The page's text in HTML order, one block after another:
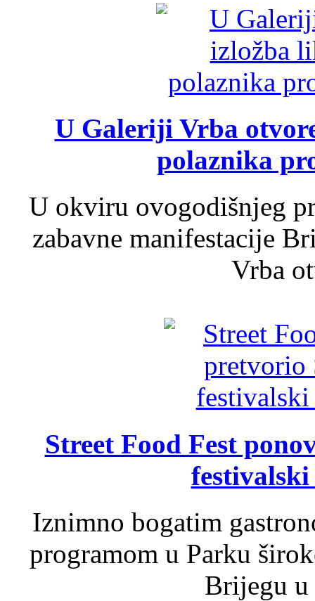
U Galeriji Vrba
polaznika
U okviru ovogodišnjeg
zabavne manifestacije
Vrba
Street Food Fest
Iznimno bogatim
programom u Parku
Brijegu u